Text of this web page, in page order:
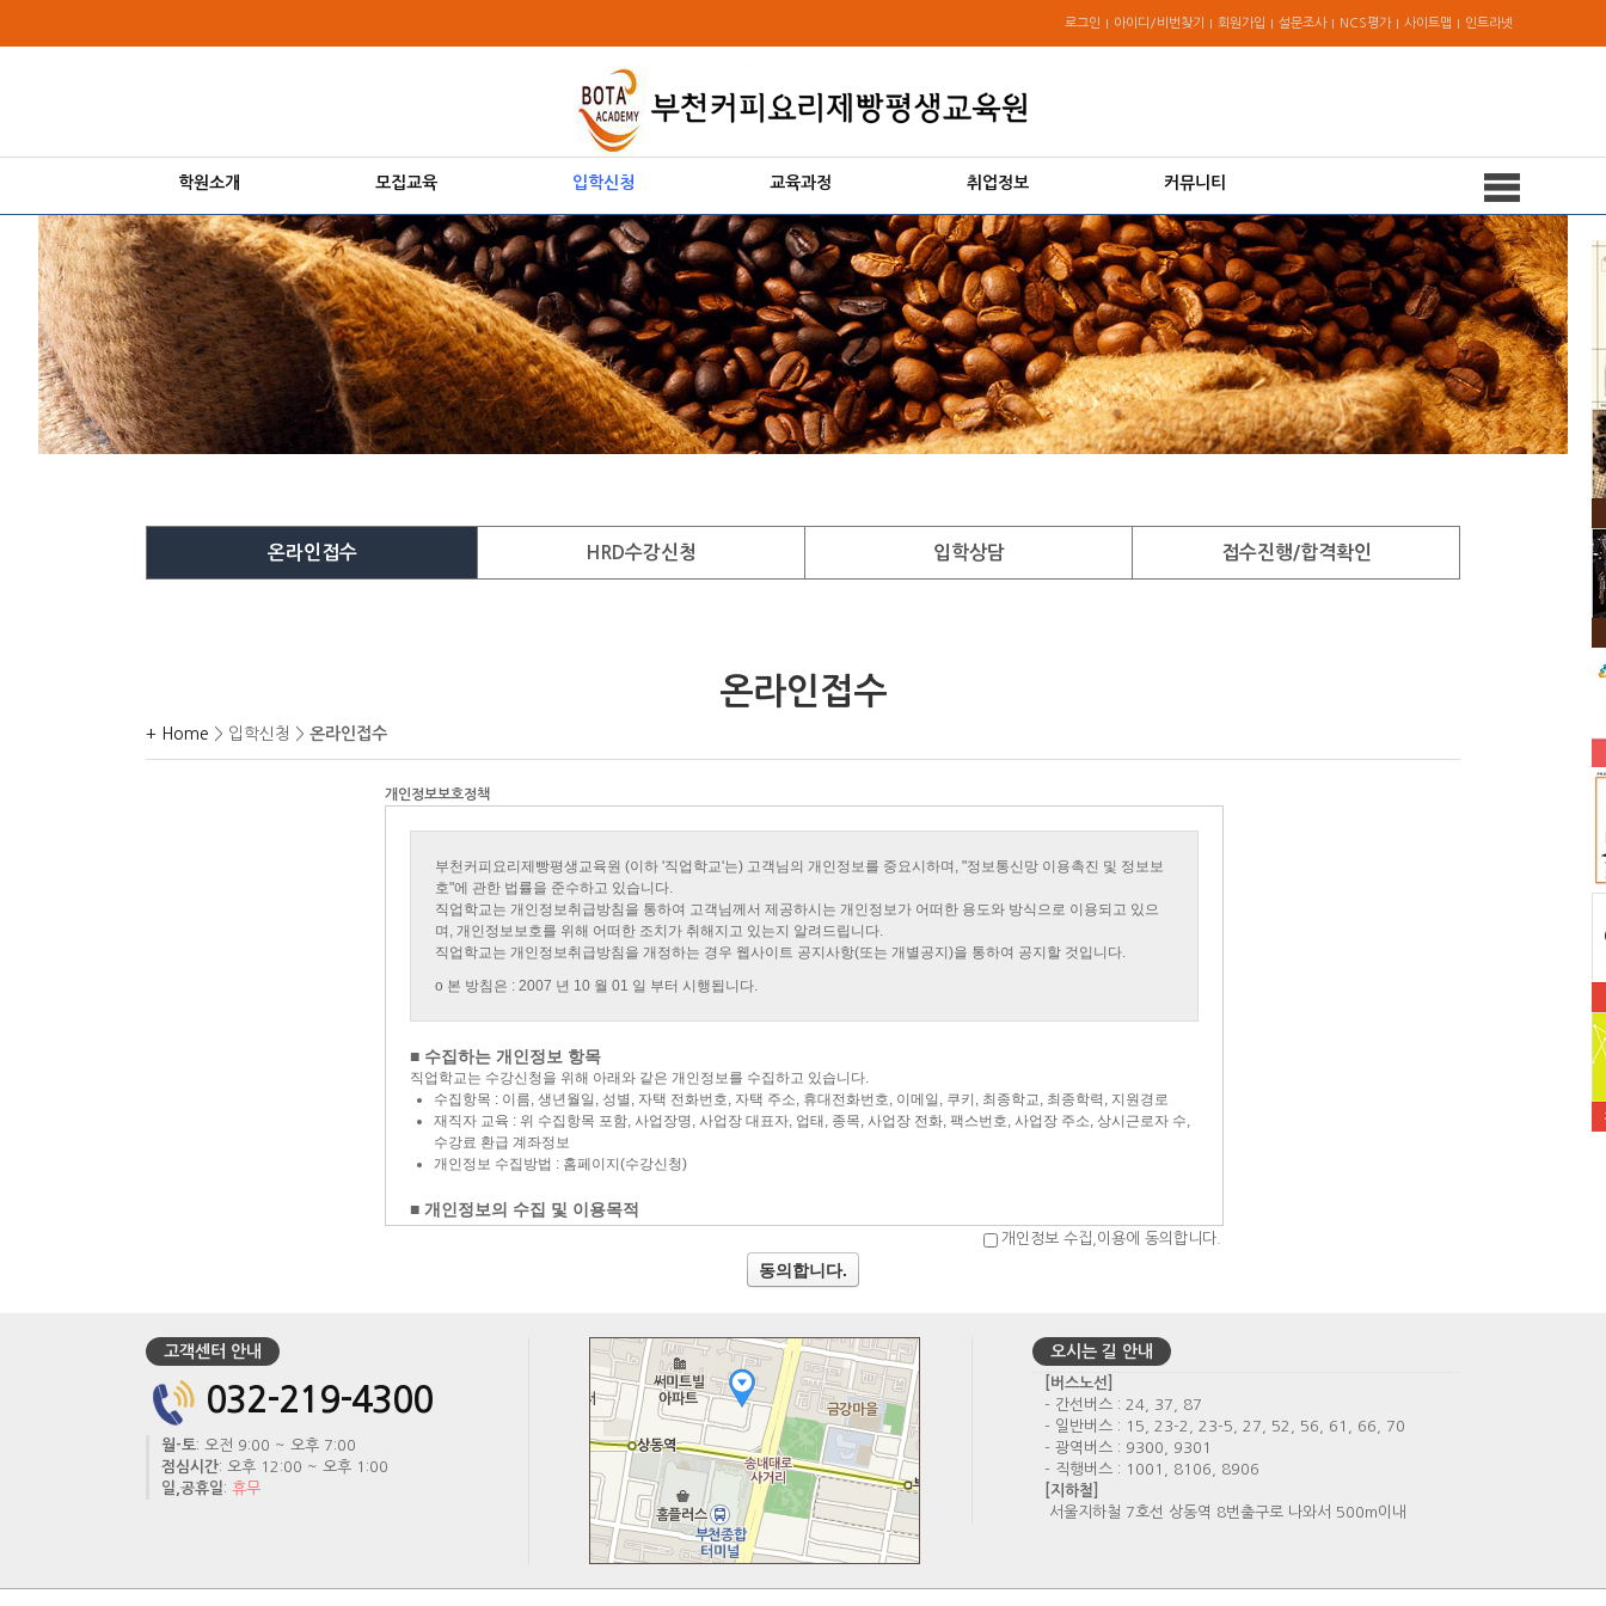
로그인 아이디/비번찾기 회원가입 설문조사 NCS평가 사이트맵 인트라넷
학원소개 모집교육 입학신청 교육과정 취업정보 커뮤니티
온라인접수 HRD수강신청 입학상담 접수진행/합격확인
온라인접수
+ Home > 입학신청 > 온라인접수
개인정보보호정책
개인정보 수집,이용에 동의합니다.
동의합니다.
고객센터 안내
032-219-4300
월-토: 오전 9:00 ~ 오후 7:00
점심시간: 오후 12:00 ~ 오후 1:00
일,공휴일: 휴무
오시는 길 안내
[버스노선]
- 간선버스 : 24, 37, 87
- 일반버스 : 15, 23-2, 23-5, 27, 52, 56, 61, 66, 70
- 광역버스 : 9300, 9301
- 직행버스 : 1001, 8106, 8906
[지하철]
서울지하철 7호선 상동역 8번출구로 나와서 500m이내